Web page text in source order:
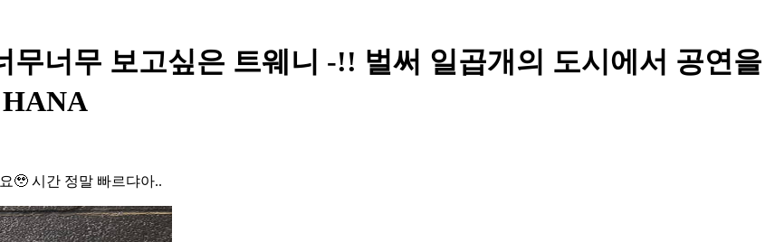
너무 보고싶은 트웨니 -!! 벌써 일곱개의 도시에서 공연을
HANA
🥹 시간 정말 빠르댜아..